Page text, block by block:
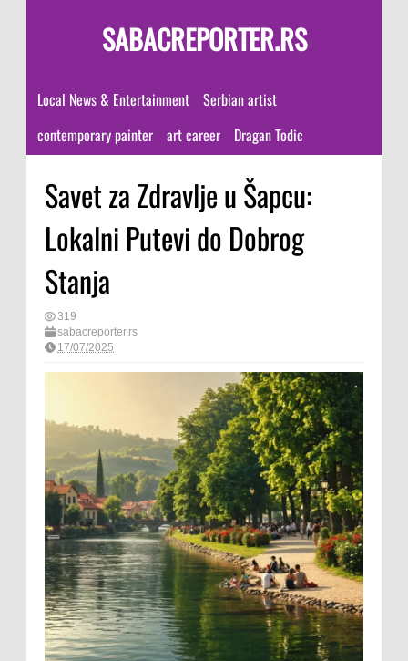
SABACREPORTER.RS
Local News & Entertainment
Serbian artist
contemporary painter
art career Dragan Todic
Savet za Zdravlje u Šapcu:
Lokalni Putevi do Dobrog
Stanja
319
sabacreporter.rs
17/07/2025